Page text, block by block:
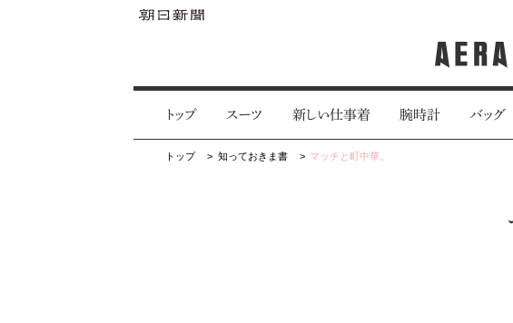
トップ スーツ 新しい仕事着 腕時計 バッグ
トップ 知っておきま書 マッチと町中華。